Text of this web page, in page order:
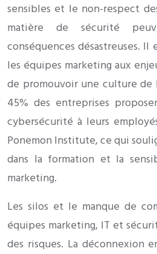
sensibles et le non-respect
matière de sécurité
conséquences désastreuses.
les équipes marketing aux
de promouvoir une culture de
45% des entreprises
cybersécurité à leurs
Ponemon Institute, ce qui
dans la formation et la
marketing.
Les silos et le manque de
équipes marketing, IT et
des risques. La déconnexion